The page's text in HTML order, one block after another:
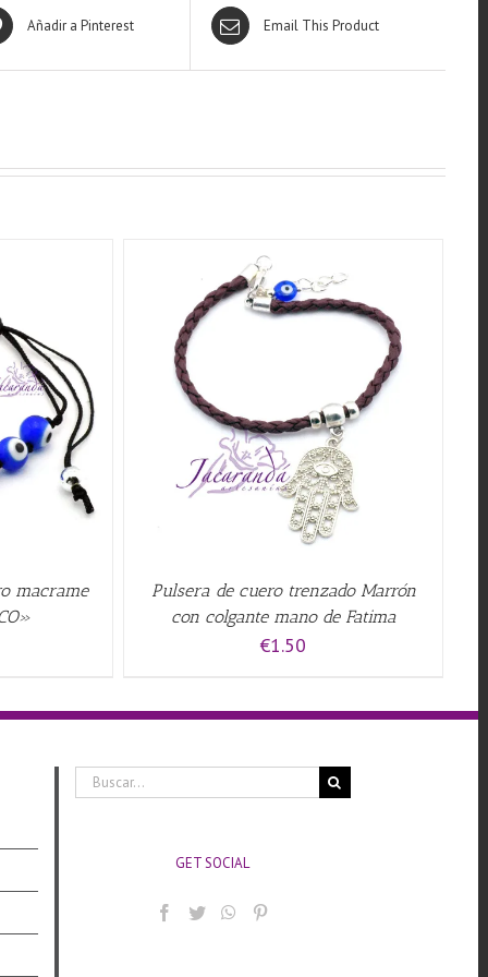
Añadir a Pinterest Email This Product
macrame
QUICK VIEW
Pulsera de cuero trenzado Marrón
con colgante mano de Fatima
€1.50
Buscar:
GET SOCIAL